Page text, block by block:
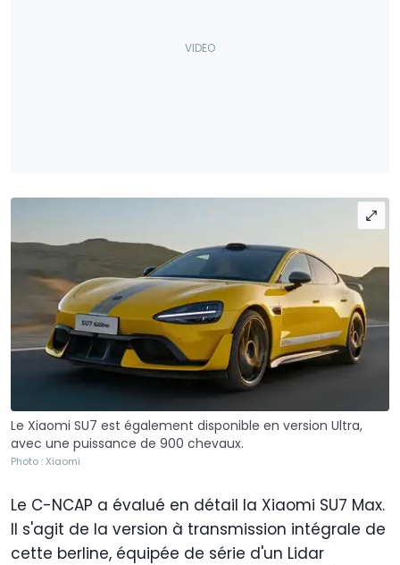
Le Xiaomi SU7 est également disponible en version Ultra,
avec une puissance de 900 chevaux.
Photo : Xiaomi
Le C-NCAP a évalué en détail la Xiaomi SU7 Max.
Il s'agit de la version à transmission intégrale de
cette berline, équipée de série d'un Lidar